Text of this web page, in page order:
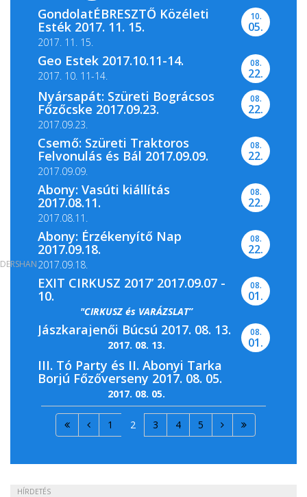
A Magyar Nemzeti Levéltár Pest Megyei
Levéltára, valamint a...
GondolatÉBRESZTŐ Közéleti
Esték 2017. 11. 15.
2017. 11. 15.
10.
05.
Geo Estek 2017.10.11-14.
2017. 10. 11-14.
08.
22.
Nyársapát: Szüreti Bográcsos
Főzőcske 2017.09.23.
2017.09.23.
08.
22.
Csemő: Szüreti Traktoros
Felvonulás és Bál 2017.09.09.
2017.09.09.
08.
22.
Abony: Vasúti kiállítás
2017.08.11.
2017.08.11.
08.
22.
Abony: Érzékenyítő Nap
2017.09.18.
2017.09.18.
08.
22.
EXIT CIRKUSZ 2017’ 2017.09.07 -
10.
"CIRKUSZ és VARÁZSLAT”
08.
01.
Jászkarajenői Búcsú 2017. 08. 13.
2017. 08. 13.
08.
01.
III. Tó Party és II. Abonyi Tarka
Borjú Főzőverseny 2017. 08. 05.
2017. 08. 05.
1 2 3 4 5
HÍRDETÉS
DERSHAN